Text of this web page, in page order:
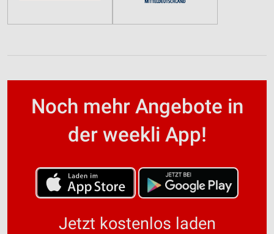
Noch mehr Angebote in
der weekli App!
Jetzt kostenlos laden